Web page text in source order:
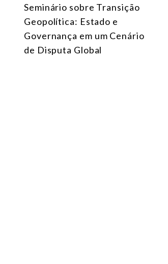
Seminário sobre Transição
Geopolítica: Estado e
Governança em um Cenário
de Disputa Global